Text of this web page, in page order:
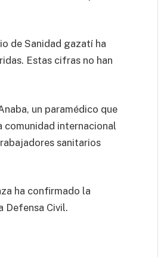
de Sanidad gazatí ha
Estas cifras no han
un paramédico que
comunidad internacional
sanitarios
ha confirmado la
Defensa Civil.